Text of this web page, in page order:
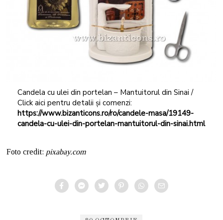
Candela cu ulei din portelan – Mantuitorul din Sinai /
Click aici pentru detalii și comenzi:
https://www.bizanticons.ro/ro/candele-masa/19149-
candela-cu-ulei-din-portelan-mantuitorul-din-sinai.html
Foto credit: pixabay.com